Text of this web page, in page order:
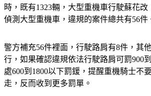
時，既有1323輛，大型重機車行駛蘇花
偵測大型重機車，違規的案件總共有56件
警方補充56件裡面，行駛路肩有8件，其
行，如果確認違規依法行駛路肩可罰900
處600到1800以下罰鍰，提醒重機騎士不
走，反而收到更多罰單。